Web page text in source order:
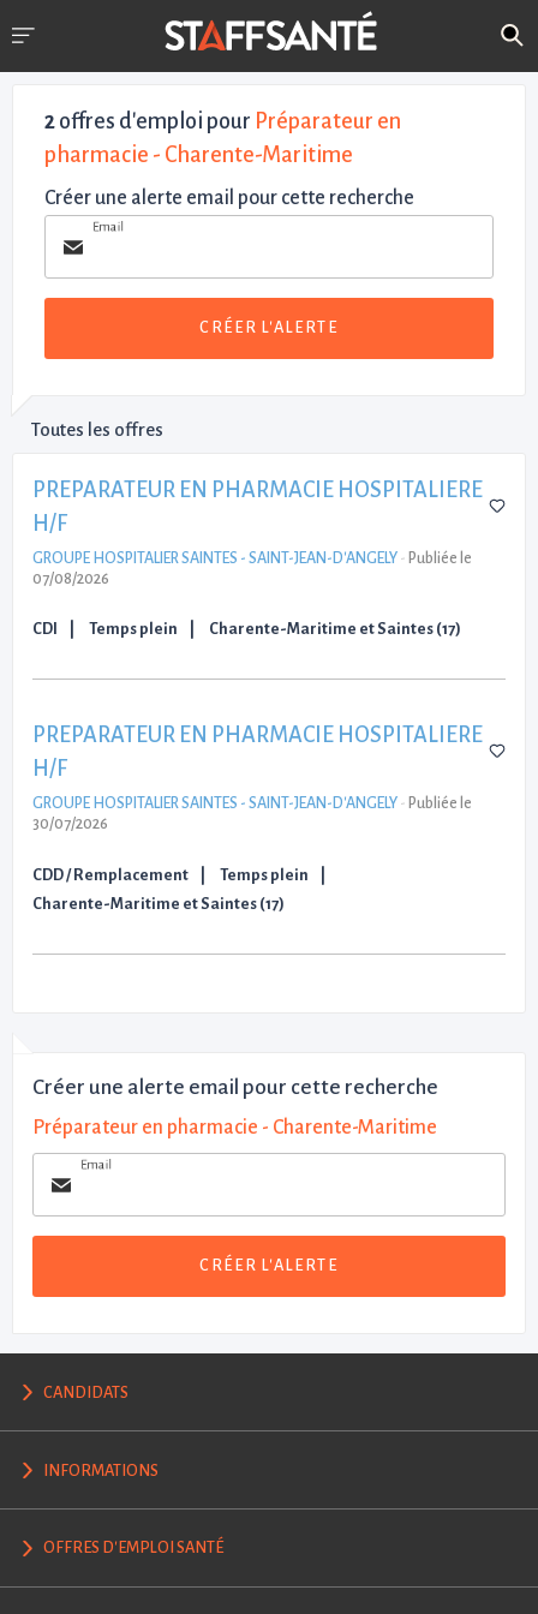
2 offres d'emploi pour Préparateur en
pharmacie - Charente-Maritime
Créer une alerte email pour cette recherche
Email
CRÉER L'ALERTE
Toutes les offres
PREPARATEUR EN PHARMACIE HOSPITALIERE
H/F
GROUPE HOSPITALIER SAINTES - SAINT-JEAN-D'ANGELY - Publiée le
07/08/2026
CDI Temps plein Charente-Maritime et Saintes (17)
PREPARATEUR EN PHARMACIE HOSPITALIERE
H/F
GROUPE HOSPITALIER SAINTES - SAINT-JEAN-D'ANGELY - Publiée le
30/07/2026
CDD / Remplacement
Temps plein
Charente-Maritime et Saintes (17)
Créer une alerte email pour cette recherche
Préparateur en pharmacie - Charente-Maritime
Email
CRÉER L'ALERTE
CANDIDATS
INFORMATIONS
OFFRES D'EMPLOI SANTÉ